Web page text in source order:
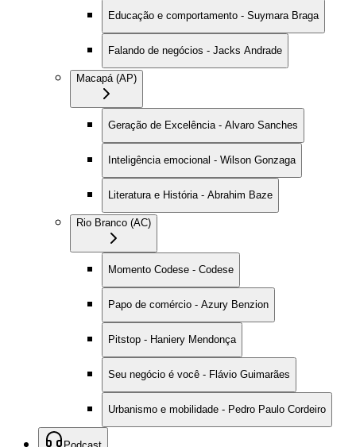
Educação e comportamento - Suymara Braga
Falando de negócios - Jacks Andrade
Macapá (AP)
Geração de Excelência - Alvaro Sanches
Inteligência emocional - Wilson Gonzaga
Literatura e História - Abrahim Baze
Rio Branco (AC)
Momento Codese - Codese
Papo de comércio - Azury Benzion
Pitstop - Haniery Mendonça
Seu negócio é você - Flávio Guimarães
Urbanismo e mobilidade - Pedro Paulo Cordeiro